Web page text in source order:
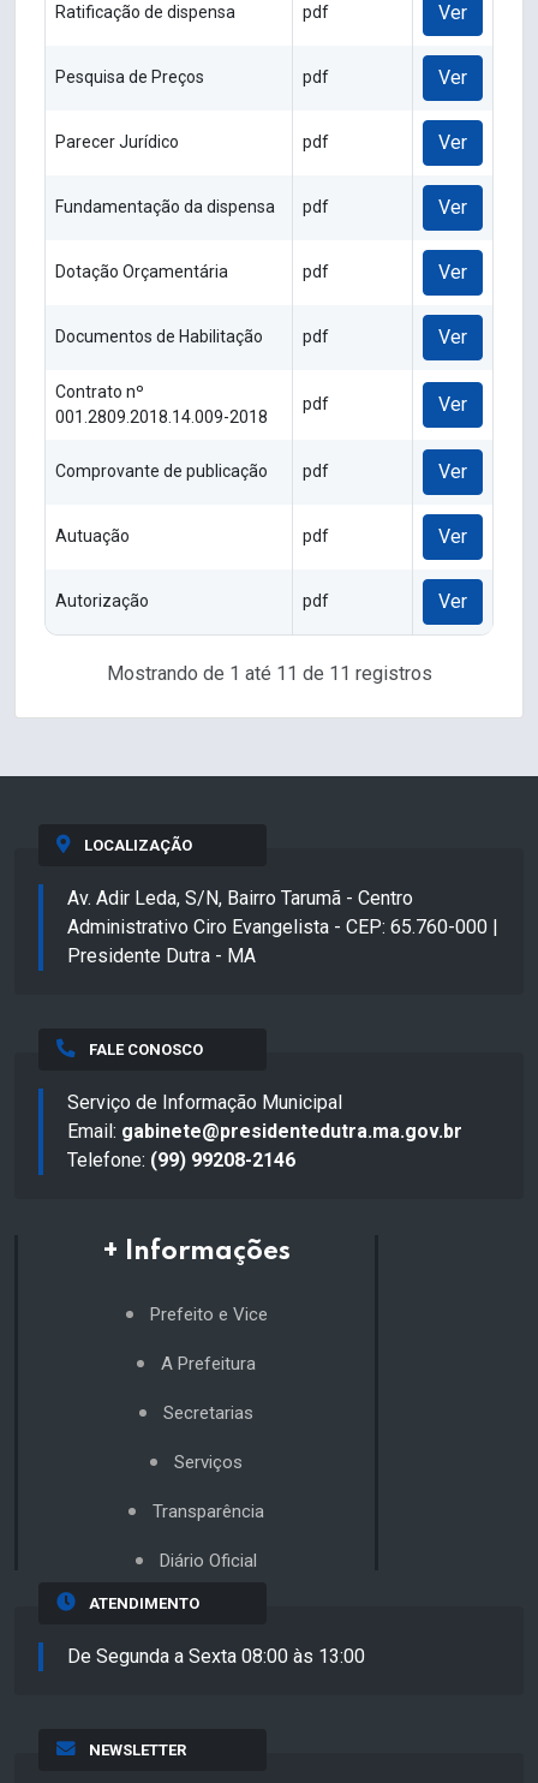
Ratificação de dispensa pdf Ver
Pesquisa de Preços pdf Ver
Parecer Jurídico pdf Ver
Fundamentação da dispensa pdf Ver
Dotação Orçamentária pdf Ver
Documentos de Habilitação pdf Ver
Contrato nº
001.2809.2018.14.009-2018
pdf Ver
Comprovante de publicação pdf Ver
Autuação pdf Ver
Autorização pdf Ver
Mostrando de 1 até 11 de 11 registros
LOCALIZAÇÃO
Av. Adir Leda, S/N, Bairro Tarumã - Centro
Administrativo Ciro Evangelista - CEP: 65.760-000 |
Presidente Dutra - MA
FALE CONOSCO
Serviço de Informação Municipal
Email: gabinete@presidentedutra.ma.gov.br
Telefone: (99) 99208-2146
+ Informações
Prefeito e Vice
A Prefeitura
Secretarias
Serviços
Transparência
Diário Oficial
ATENDIMENTO
De Segunda a Sexta 08:00 às 13:00
NEWSLETTER